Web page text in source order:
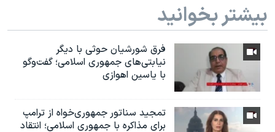
بیشتر بخوانید
فرق شورشیان حوثی با دیگر
نیابتی‌های جمهوری اسلامی؛ گفت‌وگو
با یاسین اهوازی
تمجید سناتور جمهوری‌خواه از ترامپ
برای مذاکره با جمهوری اسلامی؛ انتقاد